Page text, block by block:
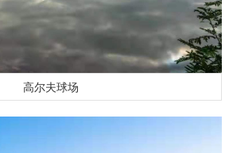
高尔夫球场